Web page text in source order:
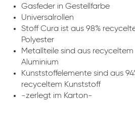
Gasfeder in Gestellfarbe
Universalrollen
Stoff Cura ist aus 98%
Polyester
Metallteile sind aus recyceltem
Aluminium
Kunststoffelemente sind aus
recyceltem Kunststoff
-zerlegt im Karton-